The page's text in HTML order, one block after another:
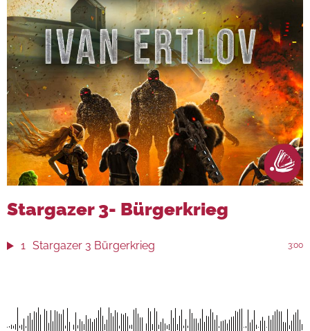
Stargazer 3- Bürgerkrieg
1 Stargazer 3 Bürgerkrieg 3:00